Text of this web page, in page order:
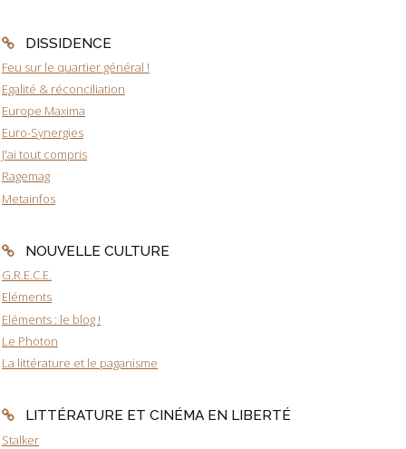
DISSIDENCE
Feu sur le quartier général !
Egalité & réconciliation
Europe Maxima
Euro-Synergies
J'ai tout compris
Ragemag
Metainfos
NOUVELLE CULTURE
G.R.E.C.E.
Eléments
Eléments : le blog !
Le Photon
La littérature et le paganisme
LITTÉRATURE ET CINÉMA EN LIBERTÉ
Stalker